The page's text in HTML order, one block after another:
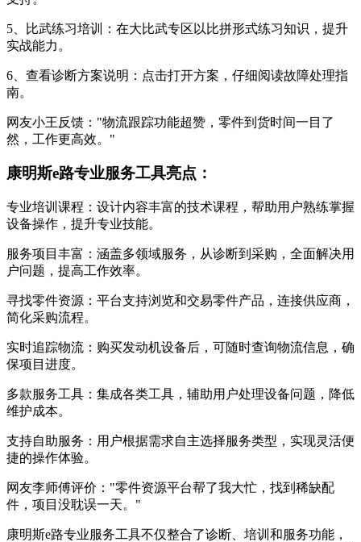
5、比武练习培训：在大比武专区以比拼形式练习知识，提升
实战能力。
6、查看诊断方案说明：点击打开方案，仔细阅读故障处理指
南。
网友小王反馈："物流跟踪功能超赞，零件到货时间一目了
然，工作更高效。"
康明斯e路专业服务工具亮点：
专业培训课程：设计内容丰富的技术课程，帮助用户熟练掌握
设备操作，提升专业技能。
服务项目丰富：涵盖多领域服务，从诊断到采购，全面解决用
户问题，提高工作效率。
寻找零件资源：平台支持浏览和交易零件产品，连接供应商，
简化采购流程。
实时追踪物流：购买发动机设备后，可随时查询物流信息，确
保项目进度。
多款服务工具：集成各类工具，辅助用户处理设备问题，降低
维护成本。
支持自助服务：用户根据需求自主选择服务类型，实现灵活便
捷的操作体验。
网友李师傅评价："零件资源平台帮了我大忙，找到稀缺配
件，项目没耽误一天。"
康明斯e路专业服务工具不仅整合了诊断、培训和服务功能，